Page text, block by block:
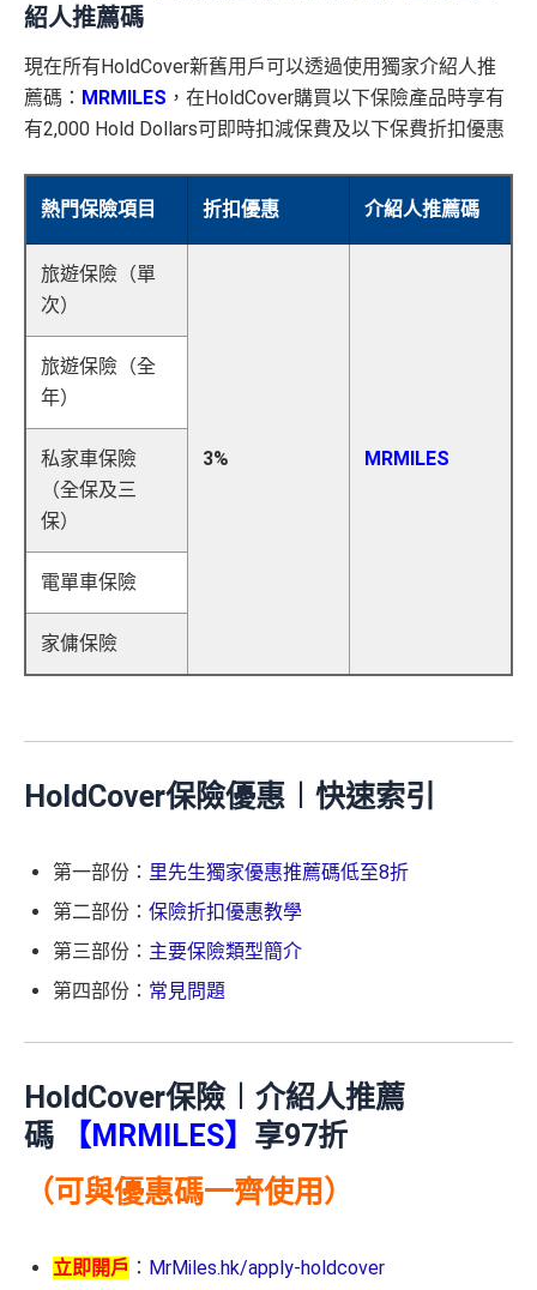
紹人推薦碼
現在所有HoldCover新舊用戶可以透過使用獨家介紹人推
薦碼： MRMILES ，在HoldCover購買以下保險產品時享有
有2,000 Hold Dollars可即時扣減保費及以下保費折扣優惠
熱門保險項目 折扣優惠 介紹人推薦碼
旅遊保險（單
次）
3% MRMILES
旅遊保險（全
年）
私家車保險
（全保及三
保）
電單車保險
家傭保險
HoldCover保險優惠︱快速索引
第一部份： 里先生獨家優惠推薦碼低至8折
第二部份： 保險折扣優惠教學
第三部份： 主要保險類型簡介
第四部份： 常見問題
HoldCover保險︱介紹人推薦
碼
【MRMILES】 享97折
（可與優惠碼一齊使用）
立即開戶 ： MrMiles.hk/apply-holdcover